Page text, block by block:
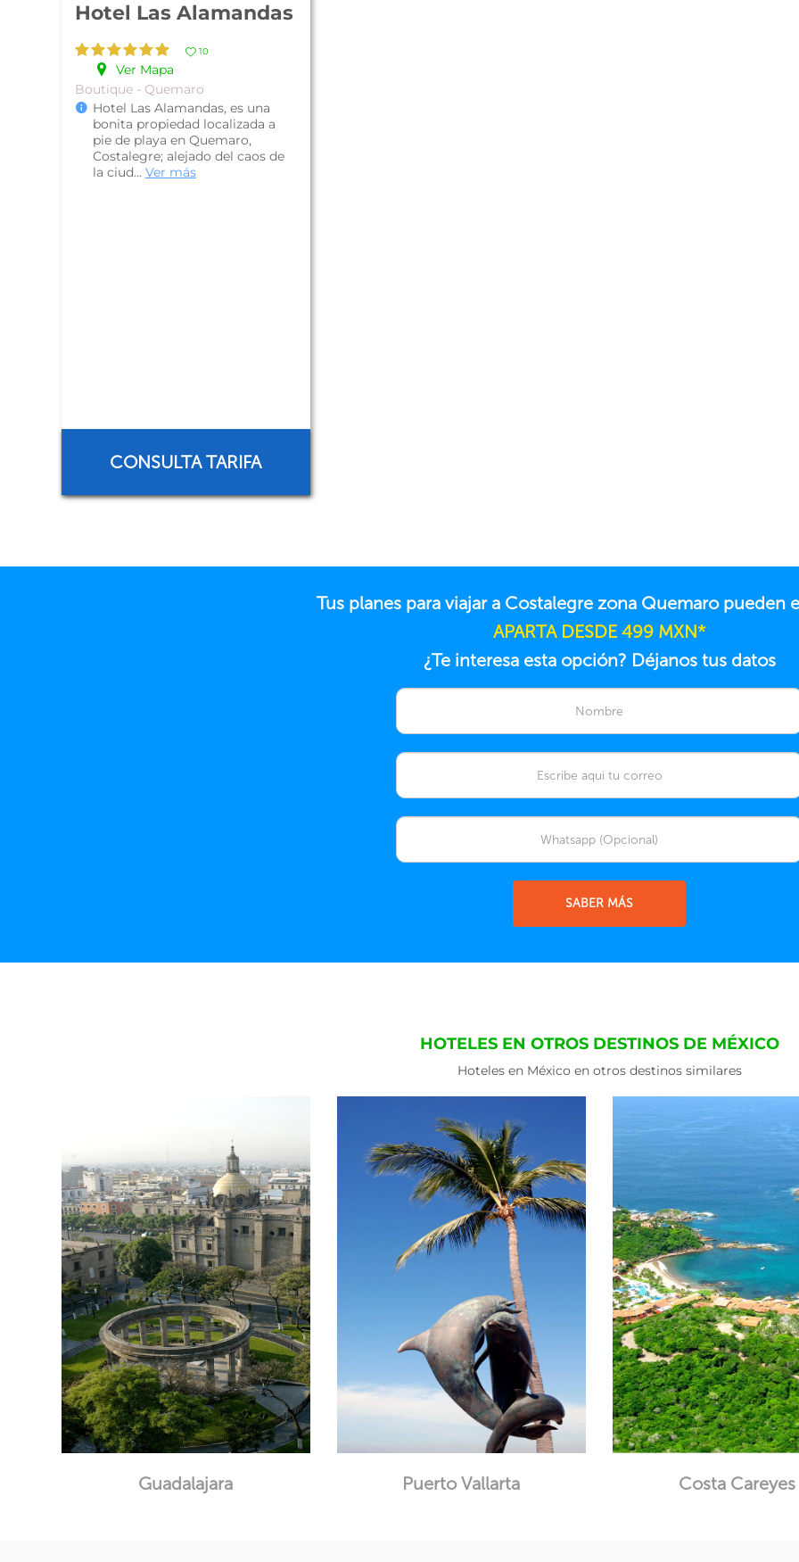
Hotel Las Alamandas
10
Ver Mapa
Boutique - Quemaro
Hotel Las Alamandas, es una
bonita propiedad localizada a
pie de playa en Quemaro,
Costalegre; alejado del caos de
la ciud... Ver más
CONSULTA TARIFA
Tus planes para viajar a Costalegre zona Quemaro pueden
APARTA DESDE 499 MXN*
¿Te interesa esta opción? Déjanos tus datos
SABER MÁS
HOTELES EN OTROS DESTINOS DE MÉXICO
Hoteles en México en otros destinos similares
Guadalajara Puerto Vallarta Costa Careyes